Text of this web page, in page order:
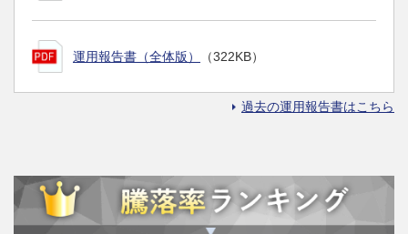
運用報告書（全体版） （322KB）
過去の運用報告書はこちら